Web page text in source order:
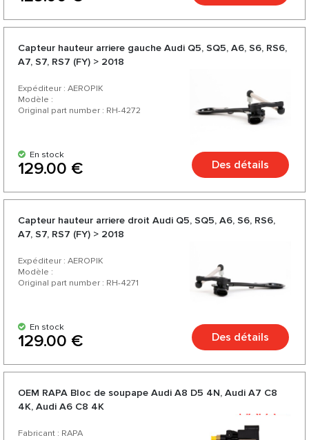
Capteur hauteur arriere gauche Audi Q5, SQ5, A6, S6, RS6,
A7, S7, RS7 (FY) > 2018
Expéditeur : AEROPIK
Modèle :
Original part number : RH-4272
En stock
129.00 € Des détails
Capteur hauteur arriere droit Audi Q5, SQ5, A6, S6, RS6,
A7, S7, RS7 (FY) > 2018
Expéditeur : AEROPIK
Modèle :
Original part number : RH-4271
En stock
129.00 € Des détails
OEM RAPA Bloc de soupape Audi A8 D5 4N, Audi А7 C8
4K, Audi А6 C8 4K
Fabricant : RAPA